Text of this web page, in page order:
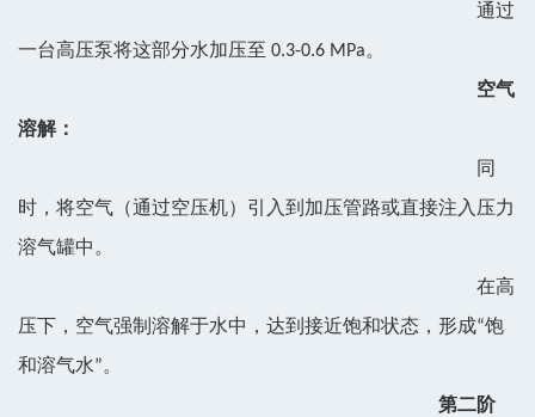
通过
一台高压泵将这部分水加压至 0.3-0.6 MPa。
空气
溶解：
同
时，将空气（通过空压机）引入到加压管路或直接注入压力
溶气罐中。
在高
压下，空气强制溶解于水中，达到接近饱和状态，形成“饱
和溶气水”。
第二阶